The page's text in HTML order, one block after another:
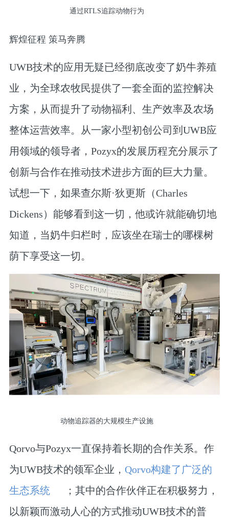
通过RTLS追踪动物行为
辉煌征程 策马奔腾
UWB技术的应用无疑已经彻底改变了奶牛养殖
业，为全球农牧民提供了一套全面的监控解决
方案，从而提升了动物福利、生产效率及农场
整体运营效率。从一家小型初创公司到UWB应
用领域的领导者，Pozyx的发展历程充分展示了
创新与合作在推动技术进步方面的巨大力量。
试想一下，如果查尔斯·狄更斯（Charles
Dickens）能够看到这一切，他或许就能确切地
知道，当奶牛归栏时，应该坐在瑞士的哪棵树
荫下享受这一切。
动物追踪器的大规模生产设施
Qorvo与Pozyx一直保持着长期的合作关系。作
为UWB技术的领军企业， Qorvo构建了广泛的
生态系统
；其中的合作伙伴正在积极努力，
以新颖而激动人心的方式推动UWB技术的普